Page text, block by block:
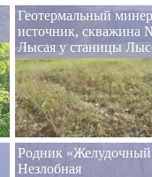
Геотермальный
источник, скважина
Лысая у станицы
Родник
Незлобная